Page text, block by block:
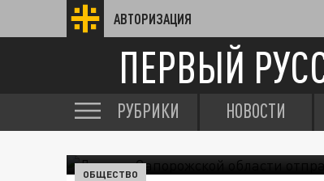
АВТОРИЗАЦИЯ
ПЕРВЫЙ
РУБРИКИ НОВОСТИ
ОБЩЕСТВО